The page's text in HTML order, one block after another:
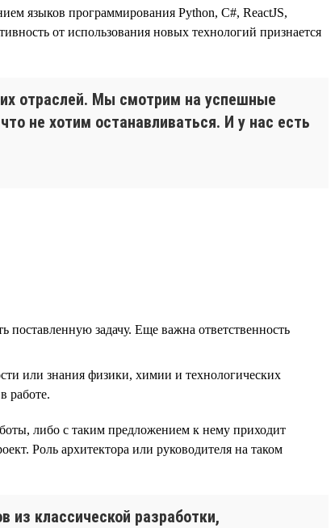
языков программирования Python, С#, ReactJS,
от использования новых технологий признается
отраслей. Мы смотрим на успешные
не хотим останавливаться. И у нас есть
задачу. Еще важна ответственность
или знания физики, химии и технологических
работе.
либо с таким предложением к нему приходит
Роль архитектора или руководителя на таком
из классической разработки,